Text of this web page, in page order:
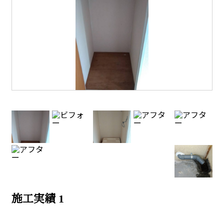
施工実績 1